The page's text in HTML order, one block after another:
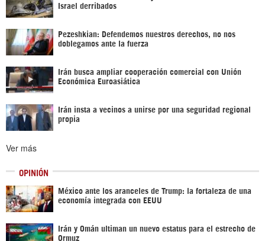
Israel derribados
Pezeshkian: Defendemos nuestros derechos, no nos
doblegamos ante la fuerza
Irán busca ampliar cooperación comercial con Unión
Económica Euroasiática
Irán insta a vecinos a unirse por una seguridad regional
propia
Ver más
OPINIÓN
México ante los aranceles de Trump: la fortaleza de una
economía integrada con EEUU
Irán y Omán ultiman un nuevo estatus para el estrecho de
Ormuz